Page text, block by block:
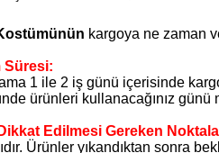
kargoya ne zaman
Süresi:
1 ile 2 iş günü içerisinde
ürünleri kullanacağınız
Edilmesi Gereken
Ürünler yıkandıktan sonra